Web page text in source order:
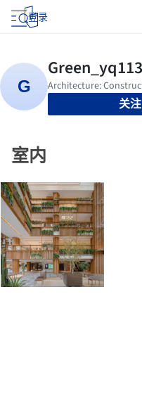
登录
关注
室内